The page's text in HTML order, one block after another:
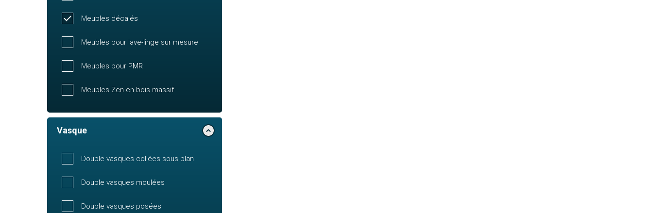
Meubles décalés
Meubles pour lave-linge sur mesure
Meubles pour PMR
Meubles Zen en bois massif
Vasque
Double vasques collées sous plan
Double vasques moulées
Double vasques posées